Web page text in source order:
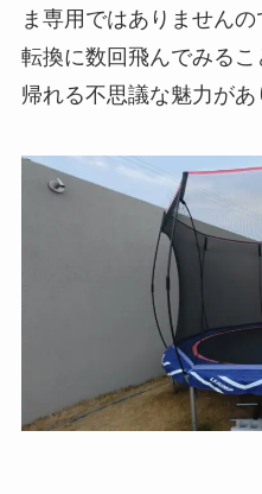
ま専用ではありません
転換に数回飛んでみる
帰れる不思議な魅力があ